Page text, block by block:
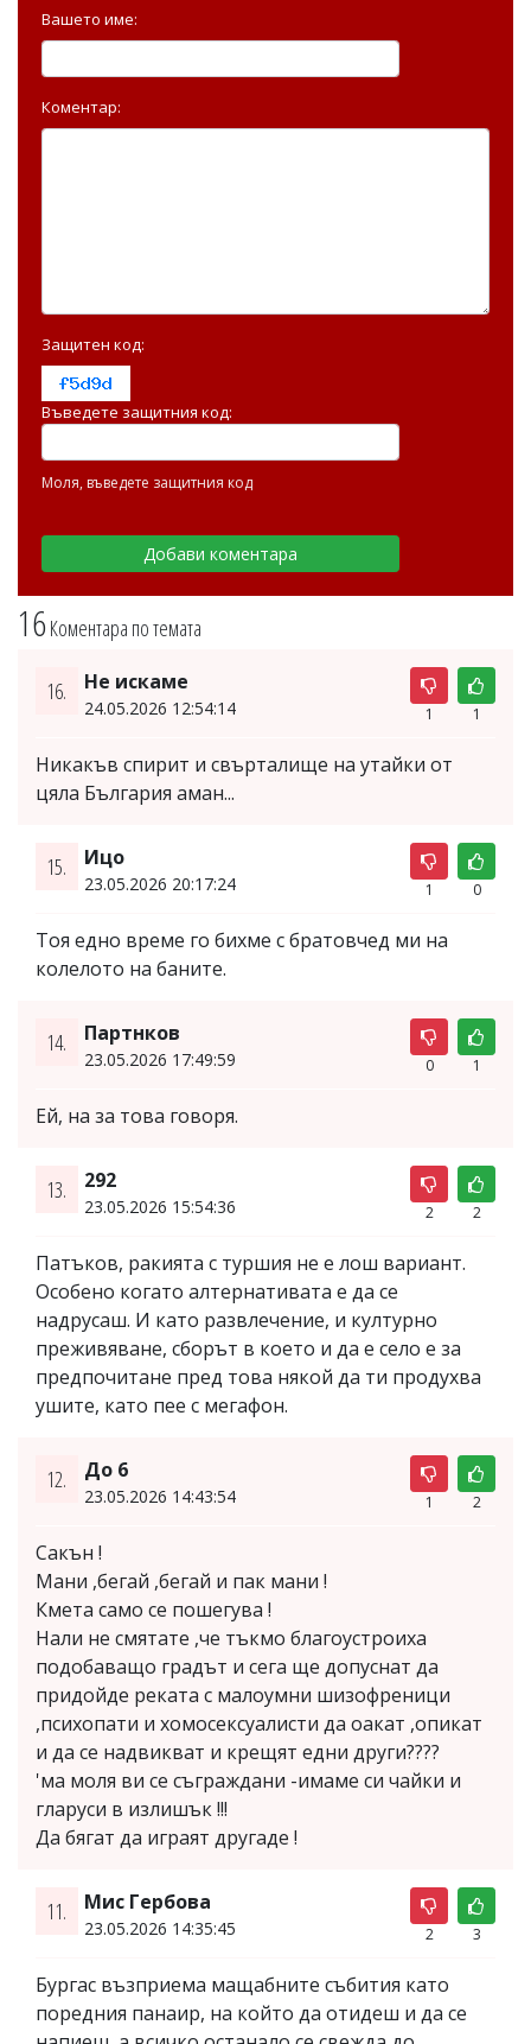
16Коментара по темата
16. Не искаме
24.05.2026 12:54:14 1 1
Никакъв спирит и свърталище на утайки от
цяла България аман...
15. Ицо
23.05.2026 20:17:24 1 0
Тоя едно време го бихме с братовчед ми на
колелото на баните.
14. Партнков
23.05.2026 17:49:59 0 1
Ей, на за това говоря.
13. 292
23.05.2026 15:54:36 2 2
Патъков, ракията с туршия не е лош вариант.
Особено когато алтернативата е да се
надрусаш. И като развлечение, и културно
преживяване, сборът в което и да е село е за
предпочитане пред това някой да ти продухва
ушите, като пее с мегафон.
12. До 6
23.05.2026 14:43:54 1 2
Сакън !
Мани ,бегай ,бегай и пак мани !
Кмета само се пошегува !
Нали не смятате ,че тъкмо благоустроиха
подобаващо градът и сега ще допуснат да
придойде реката с малоумни шизофреници
,психопати и хомосексуалисти да оакат ,опикат
и да се надвикват и крещят едни други????
'ма моля ви се съграждани -имаме си чайки и
гларуси в излишък !!!
Да бягат да играят другаде !
11. Мис Гербова
23.05.2026 14:35:45 2 3
Бургас възприема мащабните събития като
поредния панаир, на който да отидеш и да се
Вашето име:
Коментар:
Защитен код:
Въведете защитния код:
Моля, въведете защитния код